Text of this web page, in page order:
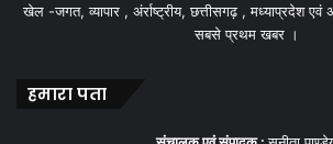
खेल -जगत, व्यापार , अंर्राष्ट्रीय, छत्तीसगढ़ , मध्याप्रदेश एवं
सबसे प्रथम खबर ।
हमारा पता